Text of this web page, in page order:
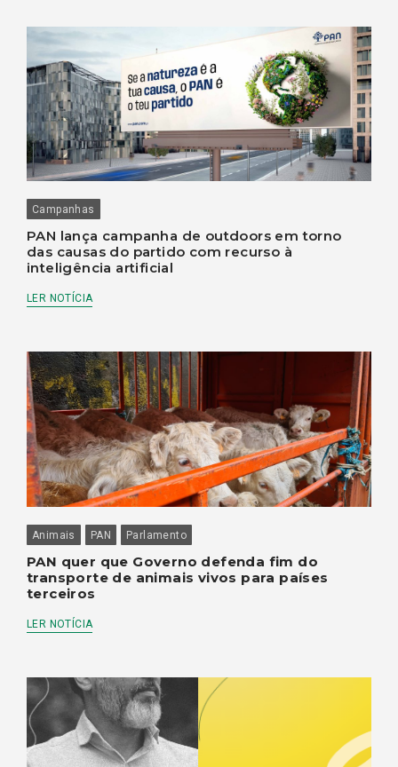
Campanhas
PAN lança campanha de outdoors em torno
das causas do partido com recurso à
inteligência artificial
LER NOTÍCIA
Animais PAN Parlamento
PAN quer que Governo defenda fim do
transporte de animais vivos para países
terceiros
LER NOTÍCIA